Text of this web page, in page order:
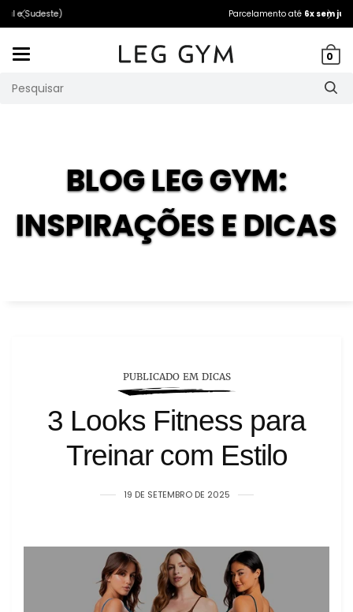
6x sem juros
0
BLOG LEG GYM:
INSPIRAÇÕES E DICAS
PUBLICADO EM DICAS
3 Looks Fitness para
Treinar com Estilo
19 DE SETEMBRO DE 2025